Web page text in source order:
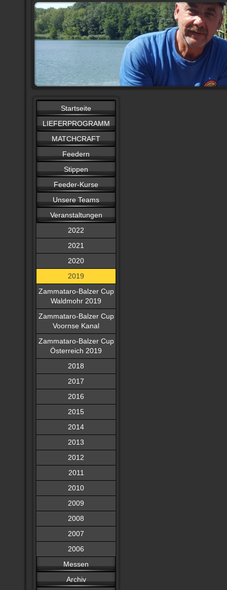
Startseite
LIEFERPROGRAMM
MATCHCRAFT
Feedern
Stippen
Feeder-Kurse
Unsere Teams
Veranstaltungen
2022
2021
2020
2019
Zammataro-Balzer Cup
Waldmohr 2019
Zammataro-Balzer Cup
Voornse Kanal
Zammataro-Balzer Cup
Österreich 2019
2018
2017
2016
2015
2014
2013
2012
2011
2010
2009
2008
2007
2006
Messen
Archiv